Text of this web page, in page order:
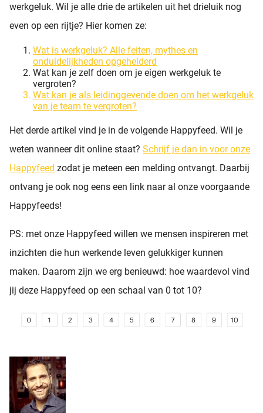
werkgeluk. Wil je alle drie de artikelen uit het drieluik nog
even op een rijtje? Hier komen ze:
Wat is werkgeluk? Alle feiten, mythes en
onduidelijkheden opgehelderd
Wat kan je zelf doen om je eigen werkgeluk te
vergroten?
Wat kan je als leidinggevende doen om het werkgeluk
van je team te vergroten?
Het derde artikel vind je in de volgende Happyfeed. Wil je
weten wanneer dit online staat? Schrijf je dan in voor onze
Happyfeed zodat je meteen een melding ontvangt. Daarbij
ontvang je ook nog eens een link naar al onze voorgaande
Happyfeeds!
PS: met onze Happyfeed willen we mensen inspireren met
inzichten die hun werkende leven gelukkiger kunnen
maken. Daarom zijn we erg benieuwd: hoe waardevol vind
jij deze Happyfeed op een schaal van 0 tot 10?